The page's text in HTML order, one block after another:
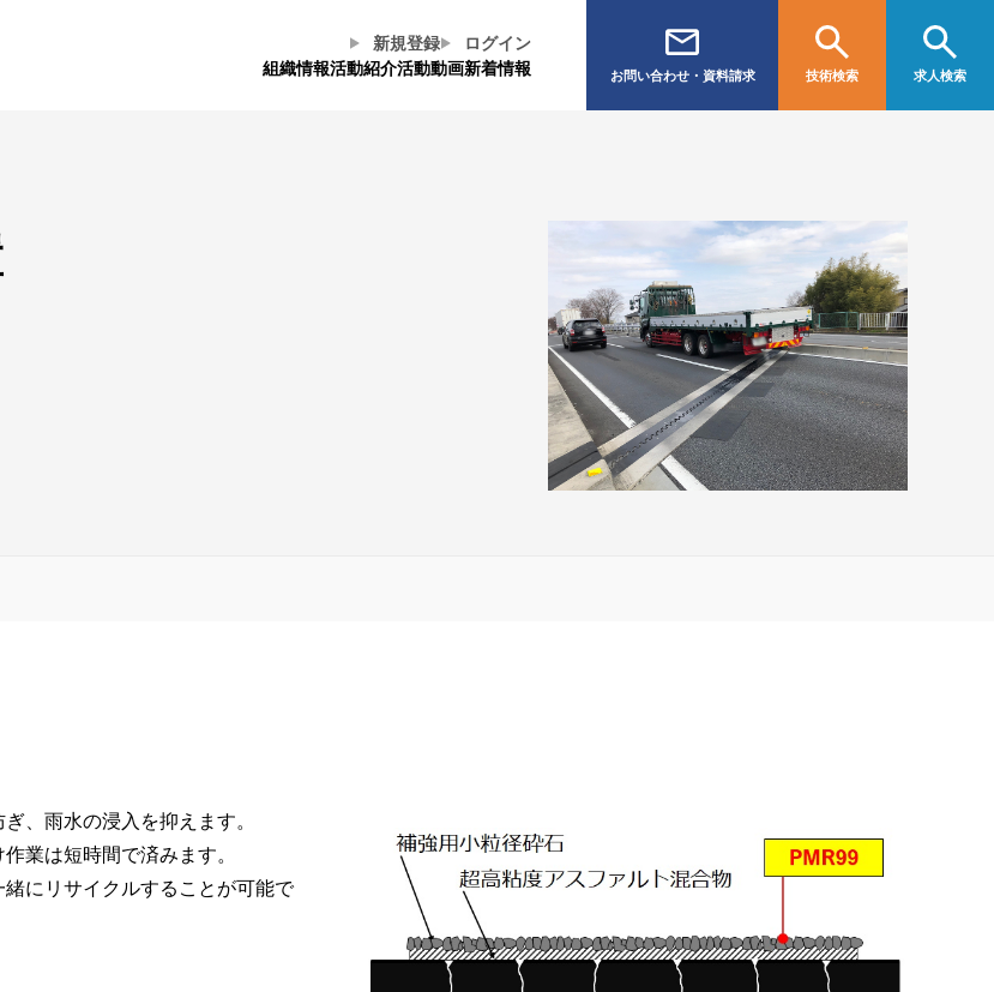
新規登録
ログイン
組織情報活動紹介活動動画新着情報 お問い合わせ・資料請求 技術検索 求人検索
、雨水の浸入を抑えます。
業は短時間で済みます。
にリサイクルすることが可能で